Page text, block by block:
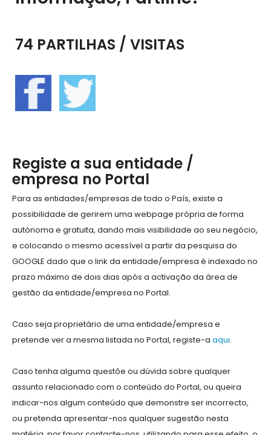
74 PARTILHAS / VISITAS
Registe a sua entidade /
empresa no Portal
Para as entidades/empresas de todo o País, existe a
possibilidade de gerirem uma webpage própria de forma
autónoma e gratuita, dando mais visibilidade ao seu negócio,
e colocando o mesmo acessível a partir da pesquisa do
GOOGLE dado que o link da entidade/empresa é indexado no
prazo máximo de dois dias após a activação da área de
gestão da entidade/empresa no Portal.
Caso seja proprietário de uma entidade/empresa e
pretende ver a mesma listada no Portal, registe-a aqui.
Caso tenha alguma questõe ou dúvida sobre qualquer
assunto relacionado com o conteúdo do Portal, ou queira
indicar-nos algum conteúdo que demonstre ser incorrecto,
ou pretenda apresentar-nos qualquer sugestão nesta